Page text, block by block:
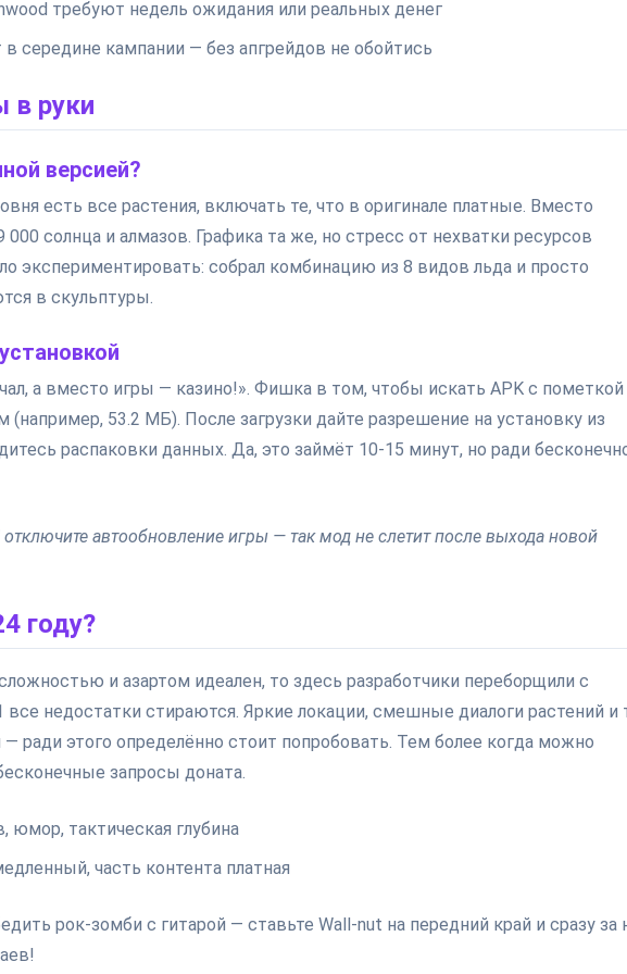
требуют недель ожидания или реальных денег
середине кампании — без апгрейдов не обойтись
в руки
версией?
есть все растения, включать те, что в оригинале платные. Вместо
000 солнца и алмазов. Графика та же, но стресс от нехватки ресурсов
экспериментировать: собрал комбинацию из 8 видов льда и просто
в скульптуры.
а вместо игры — казино!». Фишка в том, чтобы искать APK с пометкой
53.2 МБ). После загрузки дайте разрешение на установку из
распаковки данных. Да, это займёт 10-15 минут, но ради
автообновление игры — так мод не слетит после выхода новой
году?
и азартом идеален, то здесь разработчики переборщили с
недостатки стираются. Яркие локации, смешные диалоги растений и
ради этого определённо стоит попробовать. Тем более когда можно
запросы доната.
тактическая глубина
часть контента платная
рок-зомби с гитарой — ставьте Wall-nut на передний край и сразу за